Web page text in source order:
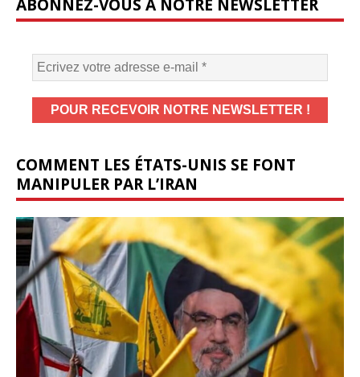
COMMENT LES ÉTATS-UNIS SE FONT
MANIPULER PAR L’IRAN